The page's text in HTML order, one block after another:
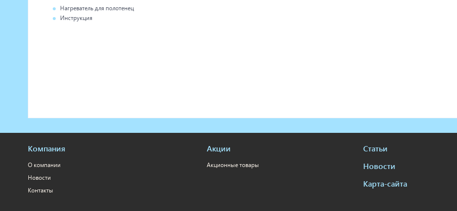
Нагреватель для полотенец
Инструкция
Компания
О компании
Новости
Контакты
Акции
Акционные товары
Статьи
Новости
Карта-сайта